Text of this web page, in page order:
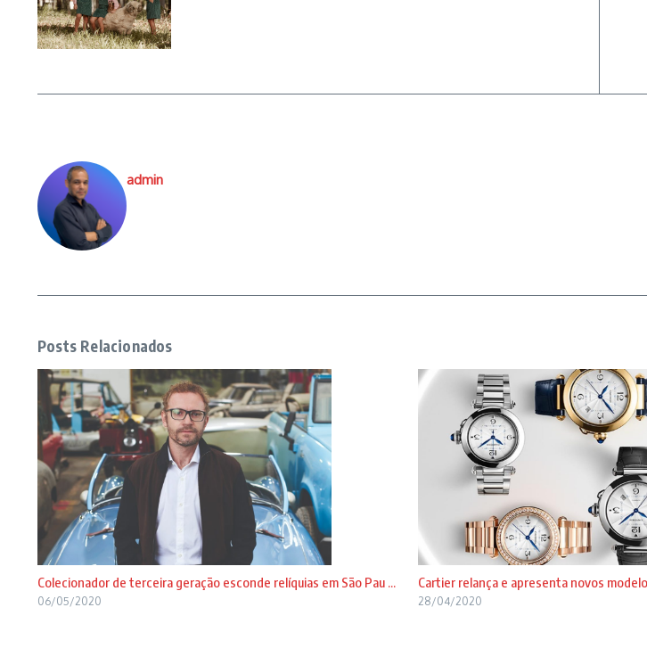
admin
Posts Relacionados
Colecionador de terceira geração esconde relíquias em São Pau ...
06/05/2020
Cartier relança e apresenta novos
28/04/2020